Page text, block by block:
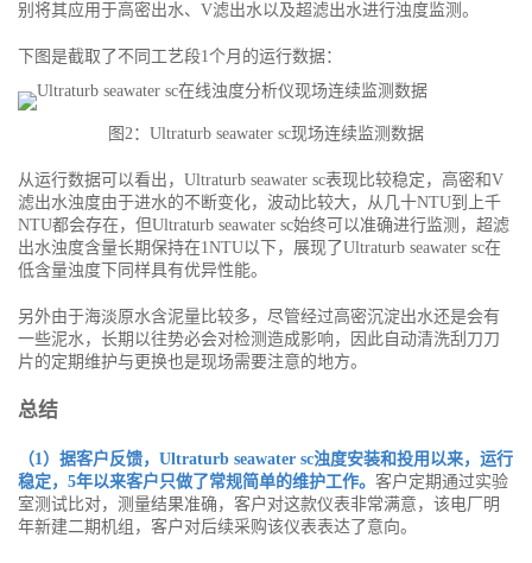
别将其应用于高密出水、V滤出水以及超滤出水进行浊度监测。
下图是截取了不同工艺段1个月的运行数据：
图2：Ultraturb seawater sc现场连续监测数据
从运行数据可以看出，Ultraturb seawater sc表现比较稳定，高密和V
滤出水浊度由于进水的不断变化，波动比较大，从几十NTU到上千
NTU都会存在，但Ultraturb seawater sc始终可以准确进行监测，超滤
出水浊度含量长期保持在1NTU以下，展现了Ultraturb seawater sc在
低含量浊度下同样具有优异性能。
另外由于海淡原水含泥量比较多，尽管经过高密沉淀出水还是会有
一些泥水，长期以往势必会对检测造成影响，因此自动清洗刮刀刀
片的定期维护与更换也是现场需要注意的地方。
总结
（1）据客户反馈，Ultraturb seawater sc浊度安装和投用以来，运行
稳定，5年以来客户只做了常规简单的维护工作。 客户定期通过实验
室测试比对，测量结果准确，客户对这款仪表非常满意，该电厂明
年新建二期机组，客户对后续采购该仪表表达了意向。